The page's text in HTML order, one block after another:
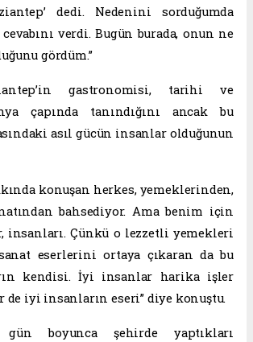
dedi. Nedenini sorduğumda
cevabını verdi. Bugün burada, onun ne
gördüm.”
gastronomisi, tarihi ve
çapında tanındığını ancak bu
asıl gücün insanlar olduğunun
konuşan herkes, yemeklerinden,
bahsediyor. Ama benim için
insanları. Çünkü o lezzetli yemekleri
eserlerini ortaya çıkaran da bu
kendisi. İyi insanlar harika işler
de iyi insanların eseri” diye konuştu.
boyunca şehirde yaptıkları